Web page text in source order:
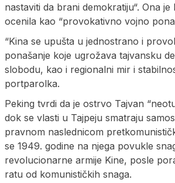
nastaviti da brani demokratiju“. Ona
ocenila kao “provokativno vojno
“Kina se upušta u jednostrano i
ponašanje koje ugrožava tajvansku
slobodu, kao i regionalni mir i
portparolka.
Peking tvrdi da je ostrvo Tajvan
dok se vlasti u Tajpeju smatraju
pravnom naslednicom
se 1949. godine na njega povukle
revolucionarne armije Kine, posle
ratu od komunističkih snaga.